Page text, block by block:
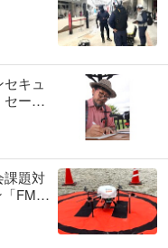
キュ
セーフ
拡大
課題対
FMC-